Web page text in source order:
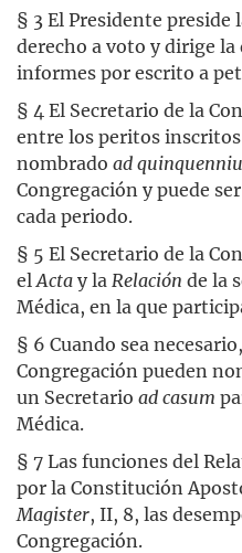
§ 3 El Presidente preside
derecho a voto y dirige la
informes por escrito a
§ 4 El Secretario de la
entre los peritos
nombrado ad
Congregación y puede
cada periodo.
§ 5 El Secretario de la
el Actay la Relación de la
Médica, en la que
§ 6 Cuando sea
Congregación pueden
un Secretario ad casum
Médica.
§ 7 Las funciones del
por la Constitución
Magister, II, 8, las
Congregación.